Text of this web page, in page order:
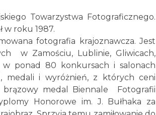
Towarzystwa Fotograficznego.
w roku 1987.
fotografia krajoznawcza. Jest
w Zamościu, Lublinie, Gliwicach,
w ponad 80 konkursach i salonach
medali i wyróżnień, z których ceni
medal Biennale Fotografii
Honorowe im. J. Bułhaka za